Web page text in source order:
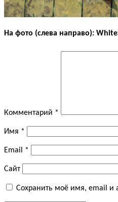
На фото (слева направо):
Комментарий *
Имя *
Email *
Сайт
Сохранить моё имя, email и